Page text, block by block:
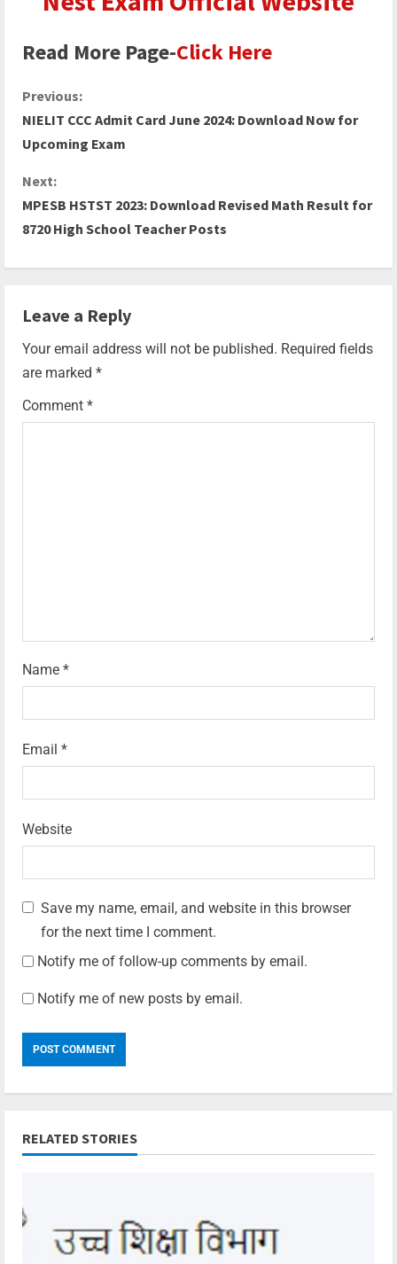
Read More Page-Click Here
Previous:
NIELIT CCC Admit Card June 2024: Download Now for
Upcoming Exam
Next:
MPESB HSTST 2023: Download Revised Math Result for
8720 High School Teacher Posts
Leave a Reply
Your email address will not be published. Required fields
are marked *
Comment *
Name *
Email *
Website
Save my name, email, and website in this browser
for the next time I comment.
Notify me of follow-up comments by email.
Notify me of new posts by email.
RELATED STORIES